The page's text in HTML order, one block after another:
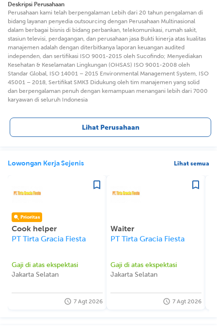
Deskripsi Perusahaan
Perusahaan kami telah berpengalaman Lebih dari 20 tahun pengalaman di
bidang layanan penyedia outsourcing dengan Perusahaan Multinasional
dalam berbagai bisnis di bidang perbankan, telekomunikasi, rumah sakit,
stasiun televisi, perdagangan, dan perusahaan jasa Bukti kinerja atas kualitas
manajemen adalah dengan diterbitkanya laporan keuangan audited
independen, dan sertifikasi ISO 9001-2015 oleh Sucofindo; Menyediakan
Kesehatan & Keselamatan Lingkungan (OHSAS) ISO 9001-2008 oleh
Standar Global, ISO 14001 – 2015 Environmental Management System, ISO
45001 – 2018, Sertifikat SMK3 Didukung oleh tim manajemen yang solid
dan berpengalaman penuh dengan kemampuan menangani lebih dari 7000
karyawan di seluruh Indonesia
Lihat Perusahaan
Lowongan Kerja Sejenis Lihat semua
Prioritas
Cook helper
PT Tirta Gracia Fiesta
Gaji di atas ekspektasi
Jakarta Selatan
7 Agt 2026
Waiter
PT Tirta Gracia Fiesta
Gaji di atas ekspektasi
Jakarta Selatan
7 Agt 2026